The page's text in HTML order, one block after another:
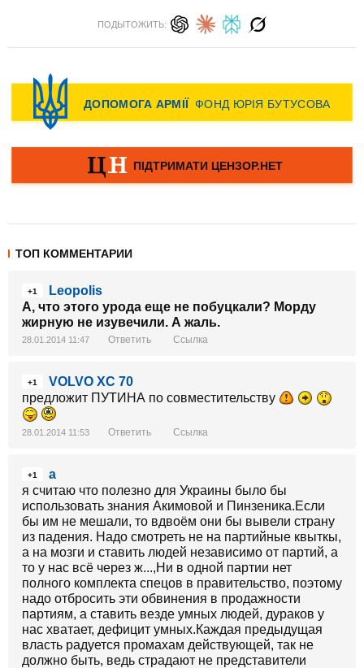
ПОДЫТОЖИТЬ:
ТОП КОММЕНТАРИИ
+1
Leopolis
А, что этого урода еще не побуцкали? Морду
жирную не изувечили. А жаль.
28.01.2014 11:47 Ответить Ссылка
+1
VOLVO XC 70
предложит ПУТИНА по совместительству
28.01.2014 11:53 Ответить Ссылка
+1
а
я считаю что полезно для Украины было бы
использовать знания Акимовой и Пинзеника.Если
бы им не мешали, то вдвоём они бы вывели страну
из падения. Надо смотреть не на партийные квыткы,
а на мозги и ставить людей независимо от партий, а
то у нас всё через ж...,Ни в одной партии нет
полного комплекта спецов в правительство, поэтому
надо отбросить эти обвинения в продажности
партиям, а ставить везде умных людей, дураков у
нас хватает, дефицит умных.Каждая предыдущая
власть радуется промахам действующей, так не
должно быть, ведь страдают не представители